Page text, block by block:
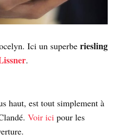
Ici un superbe riesling
.
haut, est tout simplement à
Voir ici pour les